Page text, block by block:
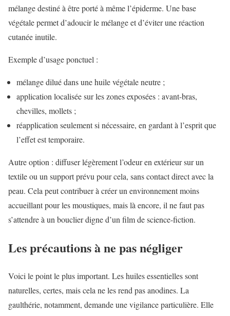
mélange destiné à être porté à même l’épiderme. Une base
végétale permet d’adoucir le mélange et d’éviter une réaction
cutanée inutile.
Exemple d’usage ponctuel :
mélange dilué dans une huile végétale neutre ;
application localisée sur les zones exposées : avant-bras,
chevilles, mollets ;
réapplication seulement si nécessaire, en gardant à l’esprit que
l’effet est temporaire.
Autre option : diffuser légèrement l’odeur en extérieur sur un
textile ou un support prévu pour cela, sans contact direct avec la
peau. Cela peut contribuer à créer un environnement moins
accueillant pour les moustiques, mais là encore, il ne faut pas
s’attendre à un bouclier digne d’un film de science-fiction.
Les précautions à ne pas négliger
Voici le point le plus important. Les huiles essentielles sont
naturelles, certes, mais cela ne les rend pas anodines. La
gaulthérie, notamment, demande une vigilance particulière. Elle